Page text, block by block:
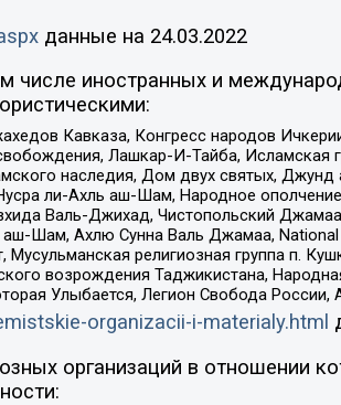
данные на 24.03.2022
иностранных и
Кавказа, Конгресс народов
Лашкар-И-Тайба, Исламская
наследия, Дом двух святых,
ли-Ахль аш-Шам, Народное
Валь-Джихад, Чистопольский
Шам, Ахлю Сунна Валь Джамаа, National
религиозная группа п.
возрождения Таджикистана,
Улыбается, Легион Свобода России,
organizacii-i-materialy.html
организаций в отношении